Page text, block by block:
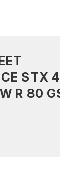
STX
R 80